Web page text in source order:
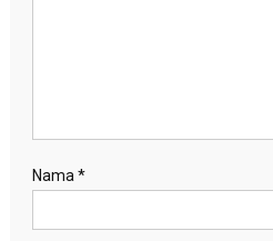
Nama*